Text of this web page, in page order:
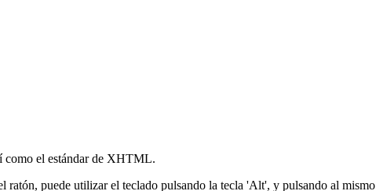
como el estándar de XHTML.
ratón, puede utilizar el teclado pulsando la tecla 'Alt', y pulsando al mismo